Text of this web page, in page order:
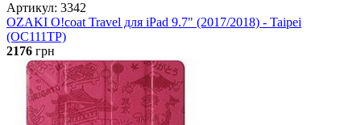
Артикул: 3342
OZAKI O!coat Travel для iPad 9.7" (2017/2018) - Taipei
(OC111TP)
2176 грн